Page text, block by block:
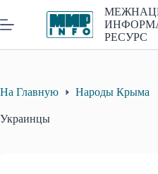
к
сути
РЕСУРС
На Главную Народы Крыма
Украинцы